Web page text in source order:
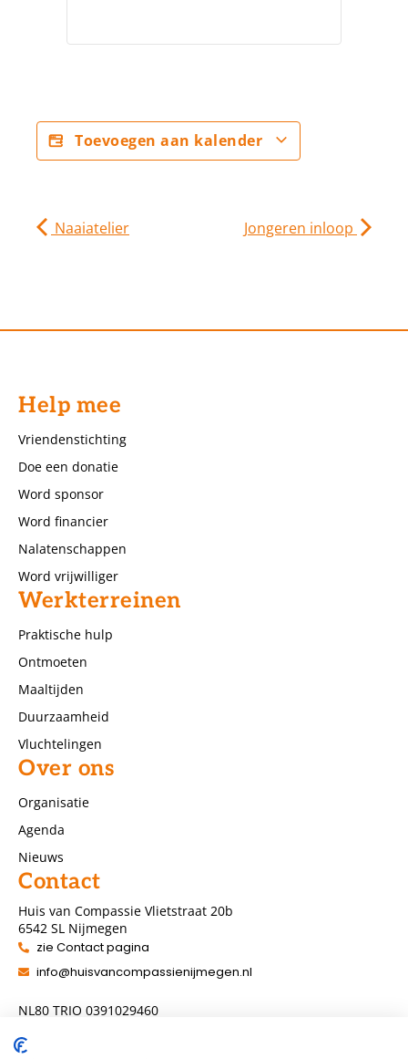
Toevoegen aan kalender
Naaiatelier Jongeren inloop
Help mee
Vriendenstichting
Doe een donatie
Word sponsor
Word financier
Nalatenschappen
Word vrijwilliger
Werkterreinen
Praktische hulp
Ontmoeten
Maaltijden
Duurzaamheid
Vluchtelingen
Over ons
Organisatie
Agenda
Nieuws
Contact
Huis van Compassie Vlietstraat 20b
6542 SL Nijmegen
zie Contact pagina
info@huisvancompassienijmegen.nl
NL80 TRIO 0391029460